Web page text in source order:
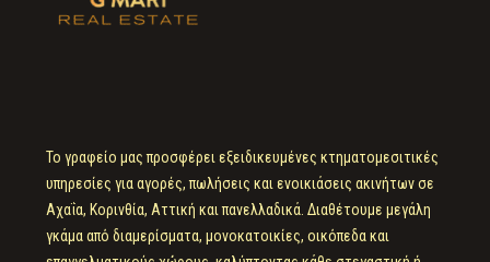
Το γραφείο μας προσφέρει εξειδικευμένες κτηματομεσιτικές
υπηρεσίες για αγορές, πωλήσεις και ενοικιάσεις ακινήτων σε
Αχαΐα, Κορινθία, Αττική και πανελλαδικά. Διαθέτουμε μεγάλη
γκάμα από διαμερίσματα, μονοκατοικίες, οικόπεδα και